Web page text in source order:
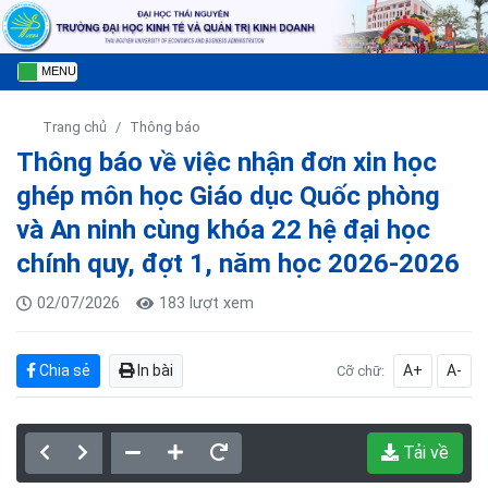
MENU
Trang chủ Thông báo
Thông báo về việc nhận đơn xin học
ghép môn học Giáo dục Quốc phòng
và An ninh cùng khóa 22 hệ đại học
chính quy, đợt 1, năm học 2026-2026
02/07/2026 183 lượt xem
Chia sẻ In bài Cỡ chữ: A+ A-
Tải về